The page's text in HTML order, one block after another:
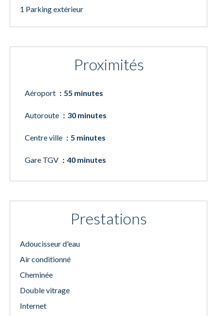
1 Parking extérieur
Proximités
Aéroport 55 minutes
Autoroute 30 minutes
Centre ville 5 minutes
Gare TGV 40 minutes
Prestations
Adoucisseur d'eau
Air conditionné
Cheminée
Double vitrage
Internet